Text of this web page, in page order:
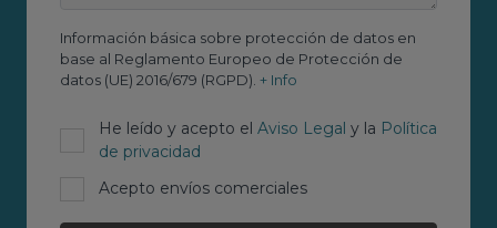
Información básica sobre protección de datos en
base al Reglamento Europeo de Protección de
datos (UE) 2016/679 (RGPD). + Info
He leído y acepto el Aviso Legal y la Política
de privacidad
Acepto envíos comerciales